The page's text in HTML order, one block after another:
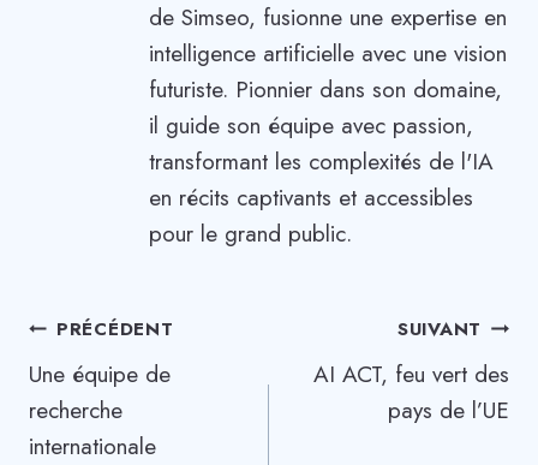
de Simseo, fusionne une expertise en
intelligence artificielle avec une vision
futuriste. Pionnier dans son domaine,
il guide son équipe avec passion,
transformant les complexités de l'IA
en récits captivants et accessibles
pour le grand public.
Navigation
de
l’article
PRÉCÉDENT
Une équipe de
recherche
internationale
SUIVANT
AI ACT, feu vert des
pays de l’UE